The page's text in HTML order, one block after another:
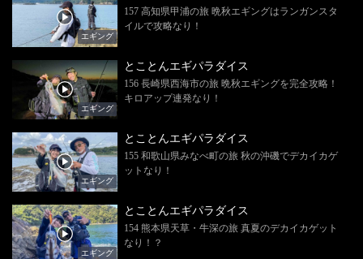
エギング
157 高知県甲浦の旅 晩秋エギングはランガンスタ
イルで攻略なり！
エギング
とことんエギパラダイス
156 長崎県西海市の旅 晩秋エギングを完全攻略！
キロアップ連発なり！
エギング
とことんエギパラダイス
155 和歌山県みなべ町の旅 秋の沖磯でデカイカゲ
ットなり！
エギング
とことんエギパラダイス
154 熊本県天草・牛深の旅 真夏のデカイカゲット
なり！？